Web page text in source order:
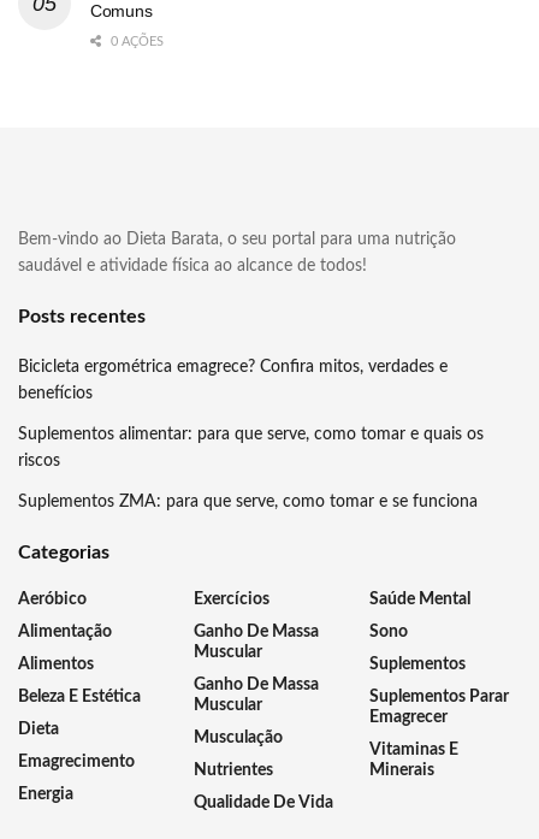
Comuns
0 AÇÕES
Bem-vindo ao Dieta Barata, o seu portal para uma nutrição
saudável e atividade física ao alcance de todos!
Posts recentes
Bicicleta ergométrica emagrece? Confira mitos, verdades e
benefícios
Suplementos alimentar: para que serve, como tomar e quais os
riscos
Suplementos ZMA: para que serve, como tomar e se funciona
Categorias
Aeróbico
Alimentação
Alimentos
Beleza E Estética
Dieta
Emagrecimento
Energia
Exercícios
Ganho De Massa
Muscular
Ganho De Massa
Muscular
Musculação
Nutrientes
Qualidade De Vida
Saúde Mental
Sono
Suplementos
Suplementos Parar
Emagrecer
Vitaminas E
Minerais